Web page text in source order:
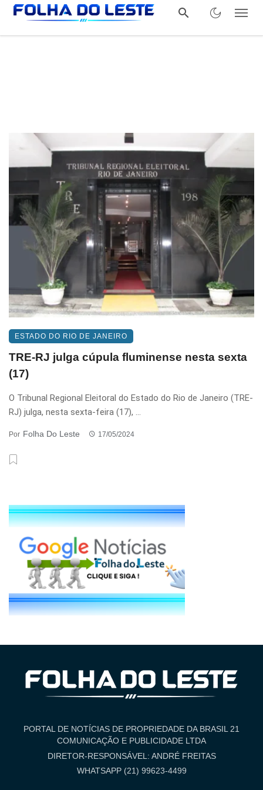
ESTADO DO RIO DE JANEIRO
TRE-RJ julga cúpula fluminense nesta sexta
(17)
O Tribunal Regional Eleitoral do Estado do Rio de Janeiro (TRE-
RJ) julga, nesta sexta-feira (17), ...
Por Folha Do Leste 17/05/2024
PORTAL DE NOTÍCIAS DE PROPRIEDADE DA BRASIL 21
COMUNICAÇÃO E PUBLICIDADE LTDA
DIRETOR-RESPONSÁVEL: ANDRÉ FREITAS
WHATSAPP (21) 99623-4499